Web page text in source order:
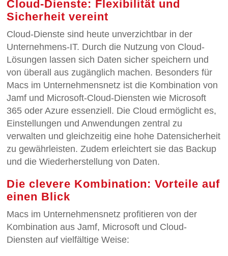
Cloud-Dienste: Flexibilität und
Sicherheit vereint
Cloud-Dienste sind heute unverzichtbar in der
Unternehmens-IT. Durch die Nutzung von Cloud-
Lösungen lassen sich Daten sicher speichern und
von überall aus zugänglich machen. Besonders für
Macs im Unternehmensnetz ist die Kombination von
Jamf und Microsoft-Cloud-Diensten wie Microsoft
365 oder Azure essenziell. Die Cloud ermöglicht es,
Einstellungen und Anwendungen zentral zu
verwalten und gleichzeitig eine hohe Datensicherheit
zu gewährleisten. Zudem erleichtert sie das Backup
und die Wiederherstellung von Daten.
Die clevere Kombination: Vorteile auf
einen Blick
Macs im Unternehmensnetz profitieren von der
Kombination aus Jamf, Microsoft und Cloud-
Diensten auf vielfältige Weise: